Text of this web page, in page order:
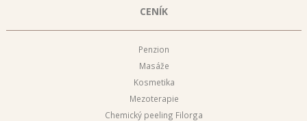
CENÍK
Penzion
Masáže
Kosmetika
Mezoterapie
Chemický peeling Filorga